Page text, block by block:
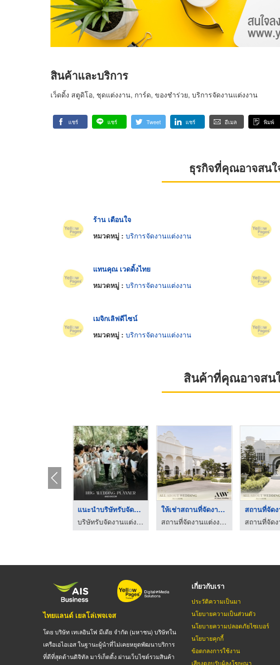
สินค้าและบริการ
เว็ดดิ้ง สตูดิโอ, ชุดแต่งงาน, การ์ด, ของชำร่วย, บริการจัดงานแต่งงาน
แชร์ แชร์ Tweet แชร์ อีเมล พิมพ์
ธุรกิจที่คุณอาจสนใ
ร้าน เตือนใจ
หมวดหมู่ : บริการจัดงานแต่งงาน
แทนคุณ เวดดิ้งไทย
หมวดหมู่ : บริการจัดงานแต่งงาน
เมจิกเลิฟดีไซน์
หมวดหมู่ : บริการจัดงานแต่งงาน
สินค้าที่คุณอาจสน
แนะนำบริษัทรับจัดงาน ...
บริษัทรับจัดงานแต่งงาน - Hugweddingplanner
ให้เช่าสถานที่จัดงาน ...
สถานที่จัดงานแต่งงาน มินิมอล - allabout wedding
ไทยแลนด์ เยลโล่เพจเจส
โดย บริษัท เทเลอินโฟ มีเดีย จำกัด (มหาชน) บริษัทใน
เครือเอไอเอส ในฐานะผู้นำที่ไม่เคยหยุดพัฒนาบริการ
ที่ดีที่สุดด้านดิจิทัล มาร์เก็ตติ้ง ผ่านเว็บไซต์รวมสินค้า
เกี่ยวกับเรา
ประวัติความเป็นมา
นโยบายความเป็นส่วนตัว
นโยบายความปลอดภัยไซเบอร์
นโยบายคุกกี้
ข้อตกลงการใช้งาน
เสียงตอบรับผู้ลงโฆษณา